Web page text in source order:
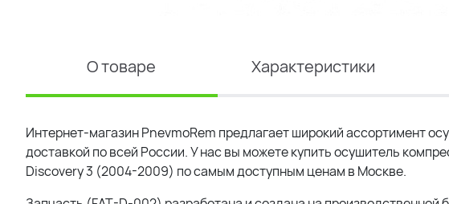
О товаре Характеристики
Интернет-магазин PnevmoRem предлагает широкий ассортимент
доставкой по всей России. У нас вы можете купить осушитель
Discovery 3 (2004-2009) по самым доступным ценам в Москве.